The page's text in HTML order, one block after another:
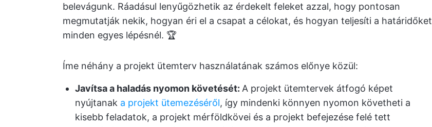
belevágunk. Ráadásul lenyűgözhetik az érdekelt feleket azzal, hogy pontosan
megmutatják nekik, hogyan éri el a csapat a célokat, és hogyan teljesíti a határidőket
minden egyes lépésnél. 🏆
Íme néhány a projekt ütemterv használatának számos előnye közül:
Javítsa a haladás nyomon követését: A projekt ütemtervek átfogó képet
nyújtanak a projekt ütemezéséről, így mindenki könnyen nyomon követheti a
kisebb feladatok, a projekt mérföldkövei és a projekt befejezése felé tett